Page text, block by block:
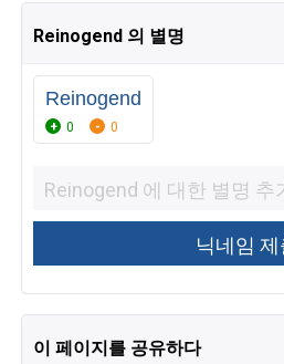
Reinogend 의 별명
Reinogend
0 0
이 페이지를 공유하다